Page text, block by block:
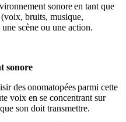
sonoreen tant que
bruits, musique,
scène ou une action.
sonore
desonomatopéesparmi cette
voix en se concentrant sur
son doit transmettre.